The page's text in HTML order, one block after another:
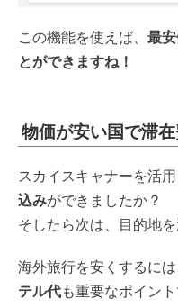
この機能を使えば、 最
とができますね！
物価が安い国で滞在
スカイスキャナーを活
込みができましたか？
そしたら次は、目的地を
海外旅行を安くするに
テル代も重要なポイント